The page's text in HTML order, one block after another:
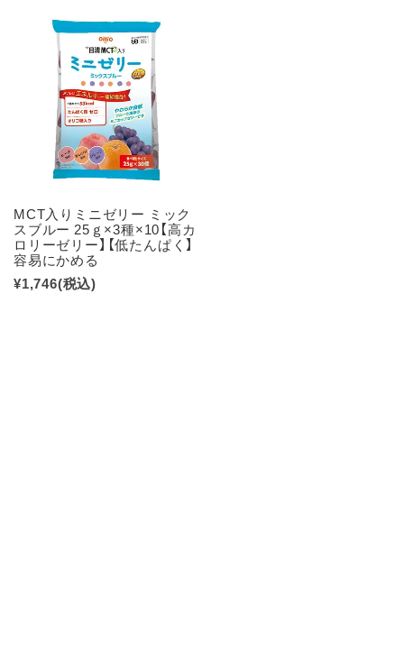
MCT入りミニゼリー ミック
スブルー 25ｇ×3種×10【高カ
ロリーゼリー】【低たんぱく】
容易にかめる
¥1,746(税込)